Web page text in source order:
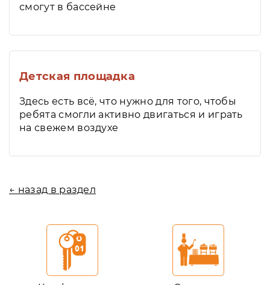
смогут в бассейне
Детская площадка
Здесь есть всё, что нужно для того, чтобы
ребята смогли активно двигаться и играть
на свежем воздухе
← назад в раздел